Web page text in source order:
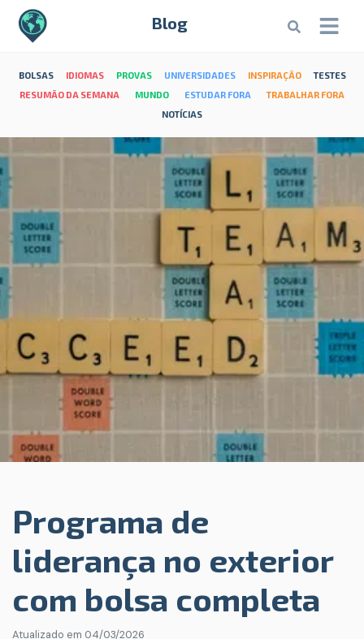
Blog
BOLSAS IDIOMAS PROVAS UNIVERSIDADES INSPIRAÇÃO
TESTES
RESUMÃO DA SEMANA
MUNDO ESTUDAR FORA
TRABALHAR FORA
NOTÍCIAS
Programa de
liderança no exterior
com bolsa completa
Atualizado em 04/03/2026